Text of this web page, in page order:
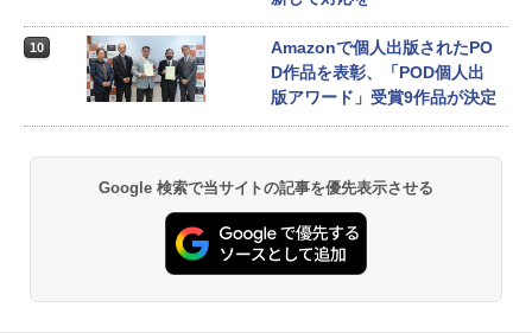
10
Amazonで個人出版されたPO
D作品を表彰、「POD個人出
版アワード」受賞9作品が決定
Google 検索で当サイトの記事を優先表示させる